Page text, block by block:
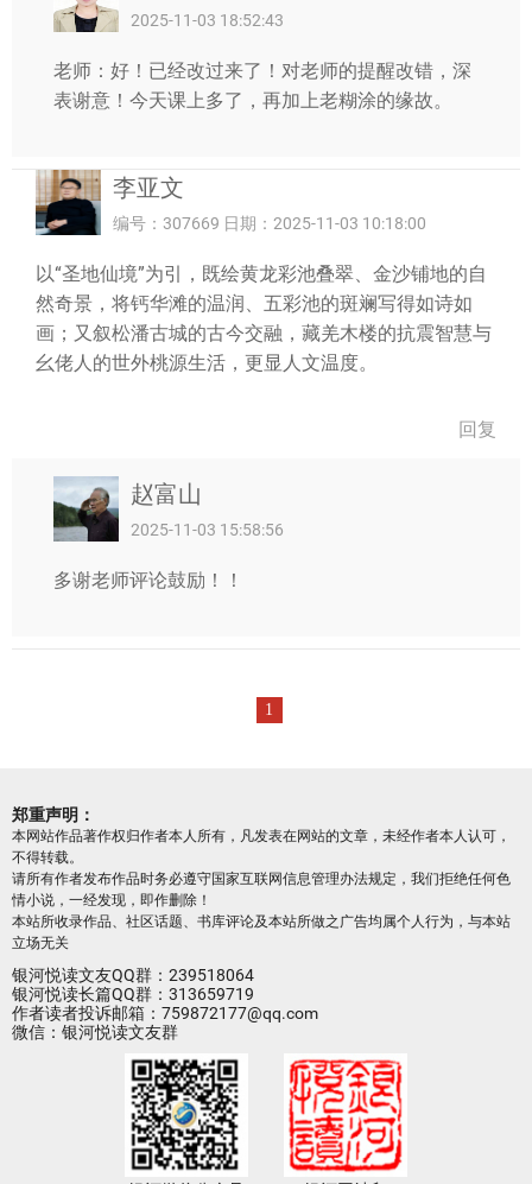
2025-11-03 18:52:43
老师：好！已经改过来了！对老师的提醒改错，深
表谢意！今天课上多了，再加上老糊涂的缘故。
李亚文
编号：307669 日期：2025-11-03 10:18:00
以“圣地仙境”为引，既绘黄龙彩池叠翠、金沙铺地的自
然奇景，将钙华滩的温润、五彩池的斑斓写得如诗如
画；又叙松潘古城的古今交融，藏羌木楼的抗震智慧与
幺佬人的世外桃源生活，更显人文温度。
回复
赵富山
2025-11-03 15:58:56
多谢老师评论鼓励！！
1
郑重声明：
本网站作品著作权归作者本人所有，凡发表在网站的文章，未经作者本人认可，
不得转载。
请所有作者发布作品时务必遵守国家互联网信息管理办法规定，我们拒绝任何色
情小说，一经发现，即作删除！
本站所收录作品、社区话题、书库评论及本站所做之广告均属个人行为，与本站
立场无关
银河悦读文友QQ群：239518064
银河悦读长篇QQ群：313659719
作者读者投诉邮箱：759872177@qq.com
微信：银河悦读文友群